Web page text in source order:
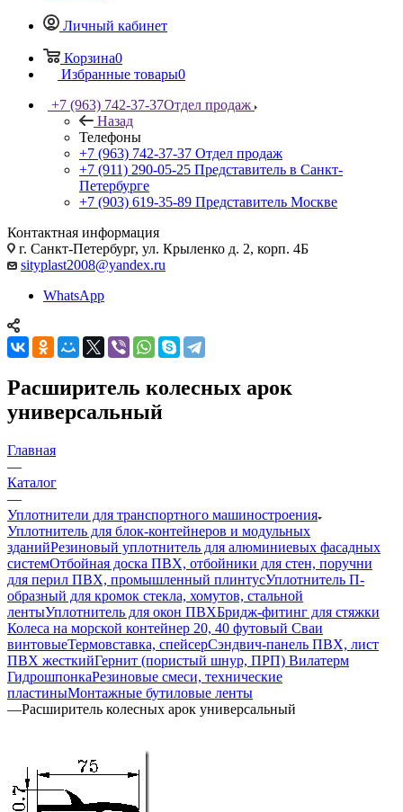
Личный кабинет
Корзина0
Избранные товары0
+7 (963) 742-37-37Отдел продаж
Назад
Телефоны
+7 (963) 742-37-37 Отдел продаж
+7 (911) 290-05-25 Представитель в Санкт-
Петербурге
+7 (903) 619-35-89 Представитель Москве
Контактная информация
г. Санкт-Петербург, ул. Крыленко д. 2, корп. 4Б
sityplast2008@yandex.ru
WhatsApp
Расширитель колесных арок
универсальный
Главная
—
Каталог
—
Уплотнители для транспортного машиностроения
Уплотнитель для блок-контейнеров и модульных
зданийРезиновый уплотнитель для алюминиевых фасадных
системОтбойная доска ПВХ, отбойники для стен, поручни
для перил ПВХ, промышленный плинтусУплотнитель П-
образный для кромок стекла, хомутов, стальной
лентыУплотнитель для окон ПВХБридж-фитинг для стяжки
Колеса на морской контейнер 20, 40 футовый Сваи
винтовыеТермовставка, спейсерСэндвич-панель ПВХ, лист
ПВХ жесткийГернит (пористый шнур, ПРП) Вилатерм
ГидрошпонкаРезиновые смеси, технические
пластиныМонтажные бутиловые ленты
—Расширитель колесных арок универсальный